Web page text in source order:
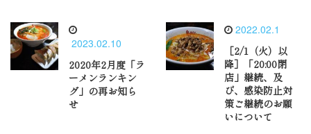
2023.02.10
2020年2月度「ラ
ーメンランキン
グ」の再お知ら
せ
2022.02.1
［2/1（火）以
降］「20:00閉
店」継続、及
び、感染防止対
策ご継続のお願
いについて